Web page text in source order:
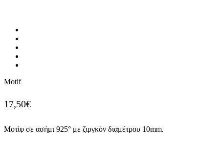
Motif
17,50€
Μοτίφ σε ασήμι 925° με ζιργκόν διαμέτρου 10mm.